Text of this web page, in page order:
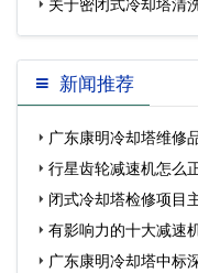
清洗)…
新闻推荐
广东康明冷却塔维修
行星齿轮减速机怎么
闭式冷却塔检修项目
有影响力的十大减速
广东康明冷却塔中标